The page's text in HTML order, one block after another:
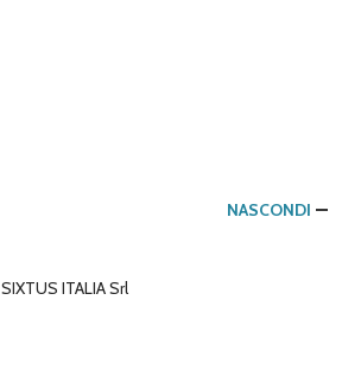
NASCONDI
SIXTUS ITALIA Srl